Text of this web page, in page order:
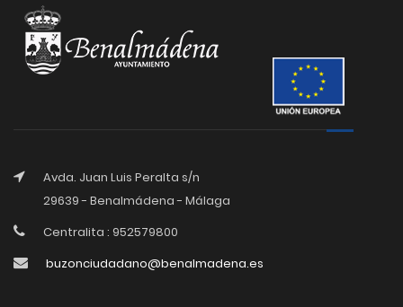
Avda. Juan Luis Peralta s/n
29639 - Benalmádena - Málaga
Centralita : 952579800
buzonciudadano@benalmadena.es